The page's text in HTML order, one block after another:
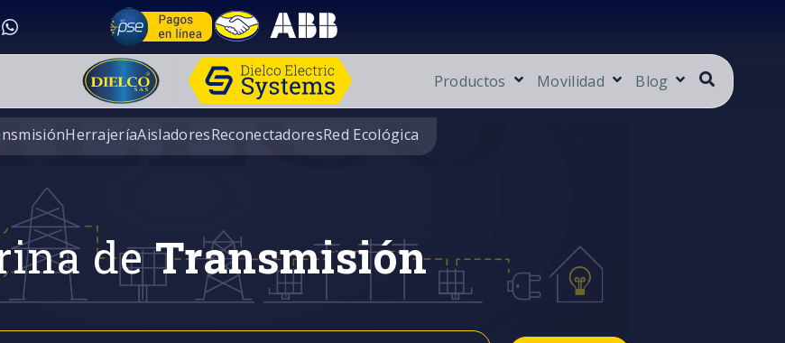
Productos Movilidad Blog
HerrajeríaAisladoresReconectadoresRed Ecológica
deTransmisión